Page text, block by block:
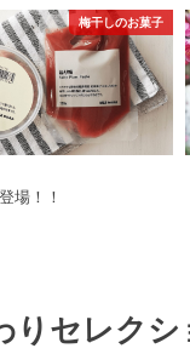
梅干しのお菓子
登場！！
りセレク